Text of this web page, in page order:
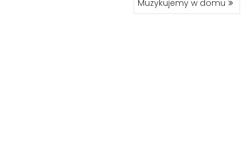
Muzykujemy w domu